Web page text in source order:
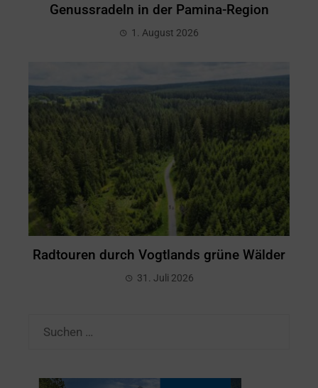
Genussradeln in der Pamina-Region
1. August 2026
Radtouren durch Vogtlands grüne Wälder
31. Juli 2026